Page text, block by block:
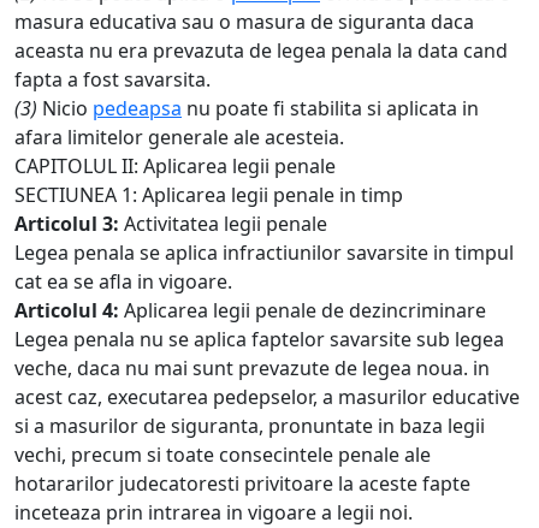
masura educativa sau o masura de siguranta daca
aceasta nu era prevazuta de legea penala la data cand
fapta a fost savarsita.
(3) Nicio pedeapsa nu poate fi stabilita si aplicata in
afara limitelor generale ale acesteia.
CAPITOLUL II: Aplicarea legii penale
SECTIUNEA 1: Aplicarea legii penale in timp
Articolul 3: Activitatea legii penale
Legea penala se aplica infractiunilor savarsite in timpul
cat ea se afla in vigoare.
Articolul 4: Aplicarea legii penale de dezincriminare
Legea penala nu se aplica faptelor savarsite sub legea
veche, daca nu mai sunt prevazute de legea noua. in
acest caz, executarea pedepselor, a masurilor educative
si a masurilor de siguranta, pronuntate in baza legii
vechi, precum si toate consecintele penale ale
hotararilor judecatoresti privitoare la aceste fapte
inceteaza prin intrarea in vigoare a legii noi.